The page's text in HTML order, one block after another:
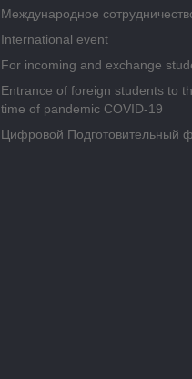
Международное
International event
For incoming and exchange
Entrance of foreign students to
time of pandemic COVID-19
Цифровой Подготовительный